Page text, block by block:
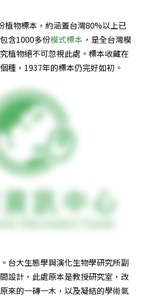
植物標本，約涵蓋台灣80%以上已
含1000多份模式標本 ，是全台灣模
植物絕不可忽視此處。標本收藏在
種，1937年的標本仍完好如初。
台大生態學與演化生物學研究所副
設計，此處原本是教授研究室，改
來的一磚一木，以及凝結的學術氣